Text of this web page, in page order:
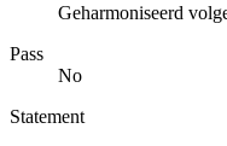
Geharmoniseerd
Pass
No
Statement